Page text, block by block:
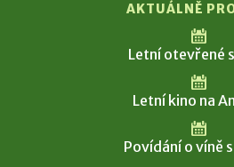
AKTUÁLNĚ
Letní otevřené
Letní kino na
Povídání o víně